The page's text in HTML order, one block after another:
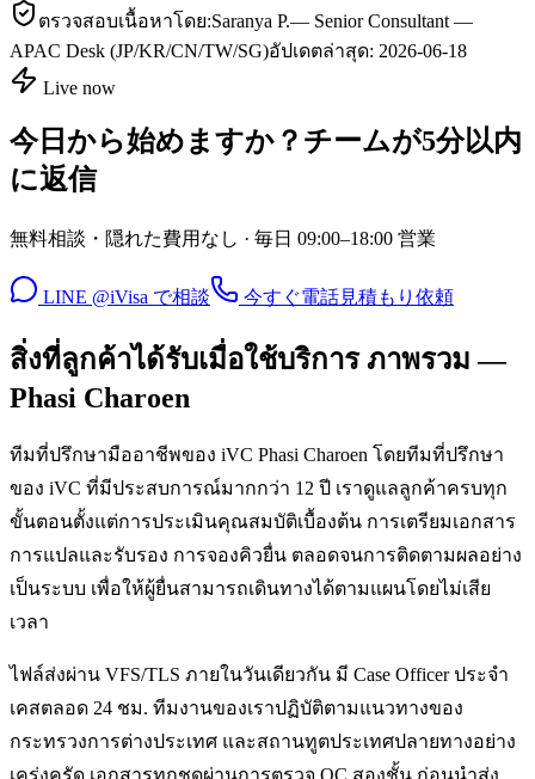
ตรวจสอบเนื้อหาโดย:Saranya P.— Senior Consultant —
APAC Desk (JP/KR/CN/TW/SG)อัปเดตล่าสุด: 2026-06-18
Live now
今日から始めますか？チームが5分以内
に返信
無料相談・隠れた費用なし · 毎日 09:00–18:00 営業
LINE @iVisa で相談 今すぐ電話見積もり依頼
สิ่งที่ลูกค้าได้รับเมื่อใช้บริการ ภาพรวม —
Phasi Charoen
ทีมที่ปรึกษามืออาชีพของ iVC Phasi Charoen โดยทีมที่ปรึกษา
ของ iVC ที่มีประสบการณ์มากกว่า 12 ปี เราดูแลลูกค้าครบทุก
ขั้นตอนตั้งแต่การประเมินคุณสมบัติเบื้องต้น การเตรียมเอกสาร
การแปลและรับรอง การจองคิวยื่น ตลอดจนการติดตามผลอย่าง
เป็นระบบ เพื่อให้ผู้ยื่นสามารถเดินทางได้ตามแผนโดยไม่เสีย
เวลา
ไฟล์ส่งผ่าน VFS/TLS ภายในวันเดียวกัน มี Case Officer ประจำ
เคสตลอด 24 ชม. ทีมงานของเราปฏิบัติตามแนวทางของ
กระทรวงการต่างประเทศ และสถานทูตประเทศปลายทางอย่าง